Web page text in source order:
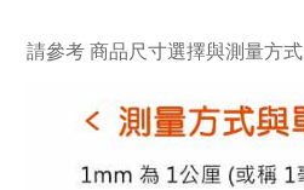
請參考商品尺寸選擇與測量方式